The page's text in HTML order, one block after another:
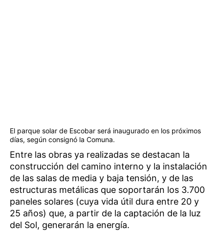
El parque solar de Escobar será inaugurado en los próximos
días, según consignó la Comuna.
Entre las obras ya realizadas se destacan la
construcción del camino interno y la instalación
de las salas de media y baja tensión, y de las
estructuras metálicas que soportarán los 3.700
paneles solares (cuya vida útil dura entre 20 y
25 años) que, a partir de la captación de la luz
del Sol, generarán la energía.